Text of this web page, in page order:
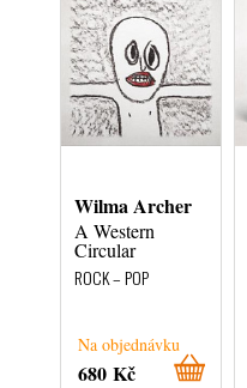
Wilma Archer
A Western
Circular
ROCK – POP
Na objednávku
680 Kč